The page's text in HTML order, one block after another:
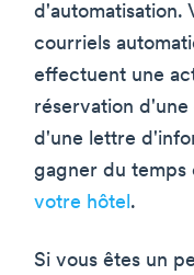
d'automatisation.
courriels
effectuent une
réservation
d'une lettre
gagner du temps
votre hôtel.
Si vous êtes un